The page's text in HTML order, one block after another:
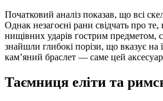
Початковий аналіз показав, що всі
Однак незагоєні рани свідчать про
нищівних ударів гострим предметом,
знайшли глибокі порізи, що вказує на
кам’яний браслет — саме цей
Таємниця еліти та